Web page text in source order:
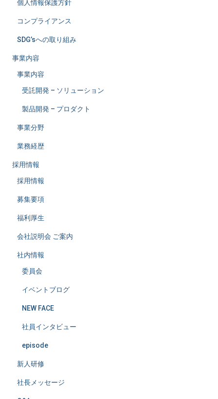
送個人情報保護方針
コンプライアンス
SDG’sへの取り組み
事業内容
事業内容
受託開発 – ソリューション
製品開発 – プロダクト
事業分野
業務経歴
採用情報
採用情報
募集要項
福利厚生
会社説明会 ご案内
社内情報
委員会
イベントブログ
NEW FACE
社員インタビュー
episode
新人研修
社長メッセージ